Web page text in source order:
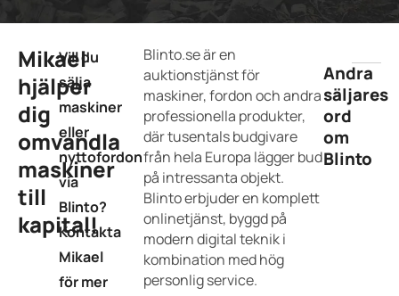
Mikael
hjälper
dig
omvandla
maskiner
till
kapital!
Vill du
sälja
maskiner
eller
nyttofordon
via
Blinto?
Kontakta
Mikael
för mer
Blinto.se är en
auktionstjänst för
maskiner, fordon och andra
professionella produkter,
där tusentals budgivare
från hela Europa lägger bud
på intressanta objekt.
Blinto erbjuder en komplett
onlinetjänst, byggd på
modern digital teknik i
kombination med hög
personlig service.
Andra
säljares
ord
om
Blinto